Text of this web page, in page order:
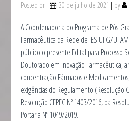
Posted on 30 de julho de 2021 by
A Coordenadoria do Programa de Pós-
Farmacêutica da Rede de IES UFG/
público o presente Edital para Processo
Doutorado em Inovação Farmacêutica,
concentração Fármacos e
exigências do Regulamento (Resolução
Resolução CEPEC Nº 1403/2016, da
Portaria Nº 1049/2019.